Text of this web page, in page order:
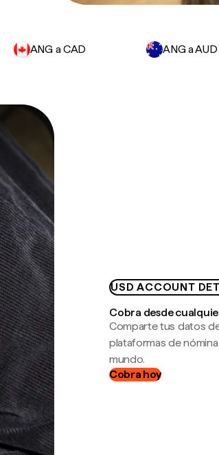
ANG a CAD ANG a AUD
USD ACCOUNT
Cobra desde
Comparte tus datos
plataformas de
mundo.
Cobra hoy